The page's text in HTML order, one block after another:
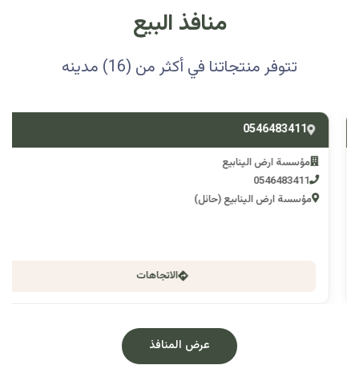
منافذ البيع
تتوفر منتجاتنا في أكثر من (16) مدينه
0546483411
مؤسسة ارض الينابيع
0546483411
مؤسسة ارض الينابيع (حائل)
الاتجاهات
عرض المنافذ